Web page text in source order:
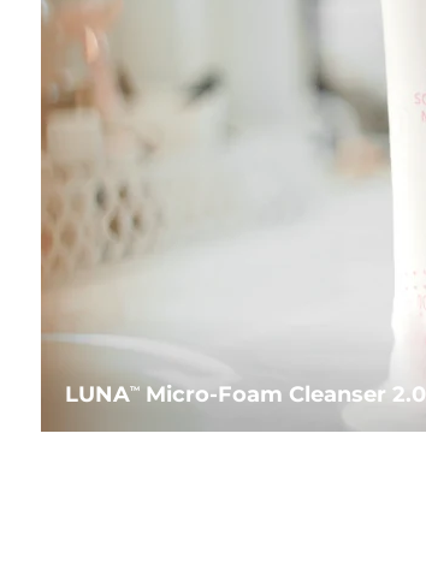
LUNATMMicro-Foam Cleanser 2.0